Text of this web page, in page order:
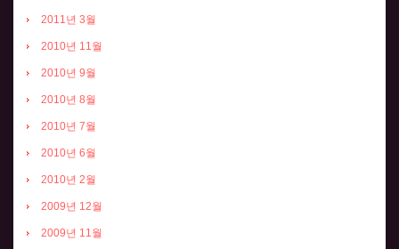
2011년 3월
2010년 11월
2010년 9월
2010년 8월
2010년 7월
2010년 6월
2010년 2월
2009년 12월
2009년 11월